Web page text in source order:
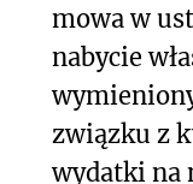
mowa w
nabycie
związku z
wydatki na